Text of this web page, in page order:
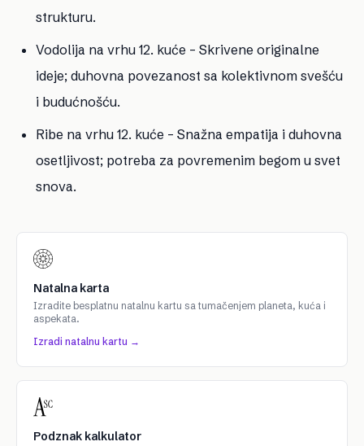
strukturu.
Vodolija na vrhu 12. kuće – Skrivene originalne
ideje; duhovna povezanost sa kolektivnom svešću
i budućnošću.
Ribe na vrhu 12. kuće – Snažna empatija i duhovna
osetljivost; potreba za povremenim begom u svet
snova.
Natalna karta
Izradite besplatnu natalnu kartu sa tumačenjem planeta, kuća i
aspekata.
Izradi natalnu kartu →
Podznak kalkulator